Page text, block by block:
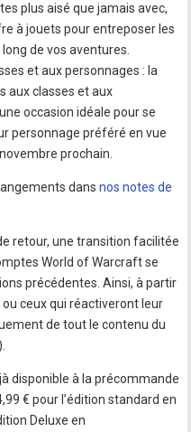
plus aisé que jamais avec,
à jouets pour entreposer les
de vos aventures.
et aux personnages : la
aux classes et aux
occasion idéale pour se
personnage préféré en vue
prochain.
dansnos notes de
retour, une transition facilitée
World of Warcraft se
précédentes. Ainsi, à partir
ceux qui réactiveront leur
de tout le contenu du
disponible à la précommande
€ pour l’édition standard en
Deluxe en